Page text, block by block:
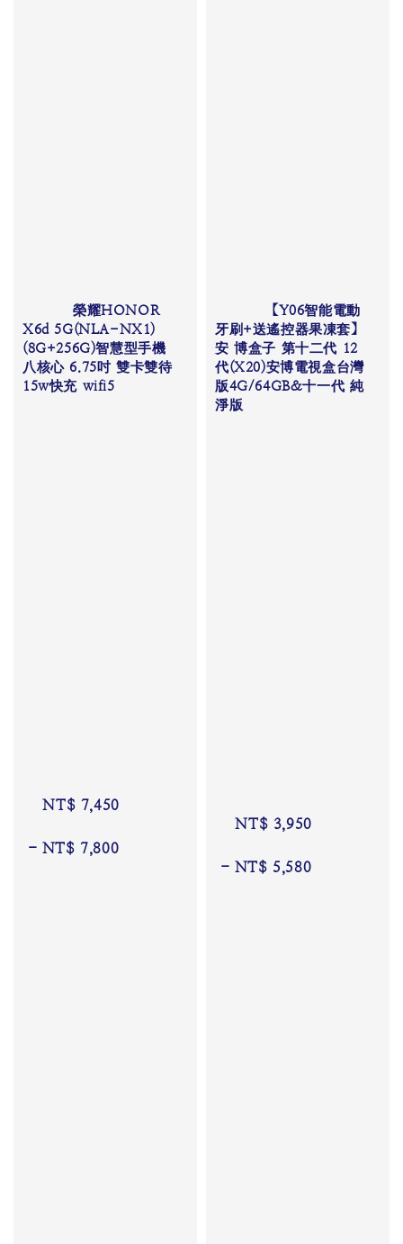
X6d 5G(NLA-NX1)
(8G+256G)智慧型手機
八核心 6.75吋 雙卡雙待
15w快充 wifi5
NT$ 7,450
- NT$ 7,800
牙刷+送遙控器果凍套】
安 博盒子 第十二代 12
代(X20)安博電視盒台灣
版4G/64GB&十一代 純
淨版
NT$ 3,950
- NT$ 5,580